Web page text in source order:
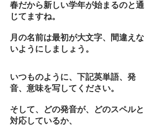
春だから新しい学年が始まるのと通
じてますね。
月の名前は最初が大文字、間違えな
いようにしましょう。
いつものように、下記英単語、発
音、意味を写してください。
そして、どの発音が、どのスペルと
対応しているか、